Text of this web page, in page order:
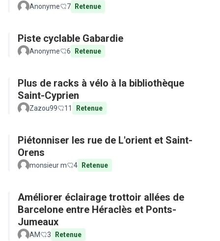
Anonyme 7 Retenue
Piste cyclable Gabardie
Anonyme 6 Retenue
Plus de racks à vélo à la bibliothèque
Saint-Cyprien
Zazou99 11 Retenue
Piétonniser les rue de L'orient et Saint-
Orens
monsieur m 4 Retenue
Améliorer éclairage trottoir allées de
Barcelone entre Héraclès et Ponts-
Jumeaux
AM 3 Retenue